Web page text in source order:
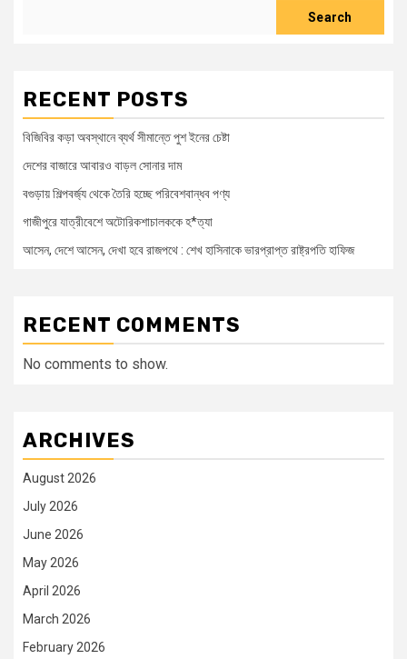
Search
RECENT POSTS
বিজিবির কড়া অবস্থানে ব্যর্থ সীমান্তে পুশ ইনের চেষ্টা
দেশের বাজারে আবারও বাড়ল সোনার দাম
বগুড়ায় শিল্পবর্জ্য থেকে তৈরি হচ্ছে পরিবেশবান্ধব পণ্য
গাজীপুরে যাত্রীবেশে অটোরিকশাচালককে হ*ত্যা
আসেন, দেশে আসেন, দেখা হবে রাজপথে : শেখ হাসিনাকে ভারপ্রাপ্ত রাষ্ট্রপতি হাফিজ
RECENT COMMENTS
No comments to show.
ARCHIVES
August 2026
July 2026
June 2026
May 2026
April 2026
March 2026
February 2026